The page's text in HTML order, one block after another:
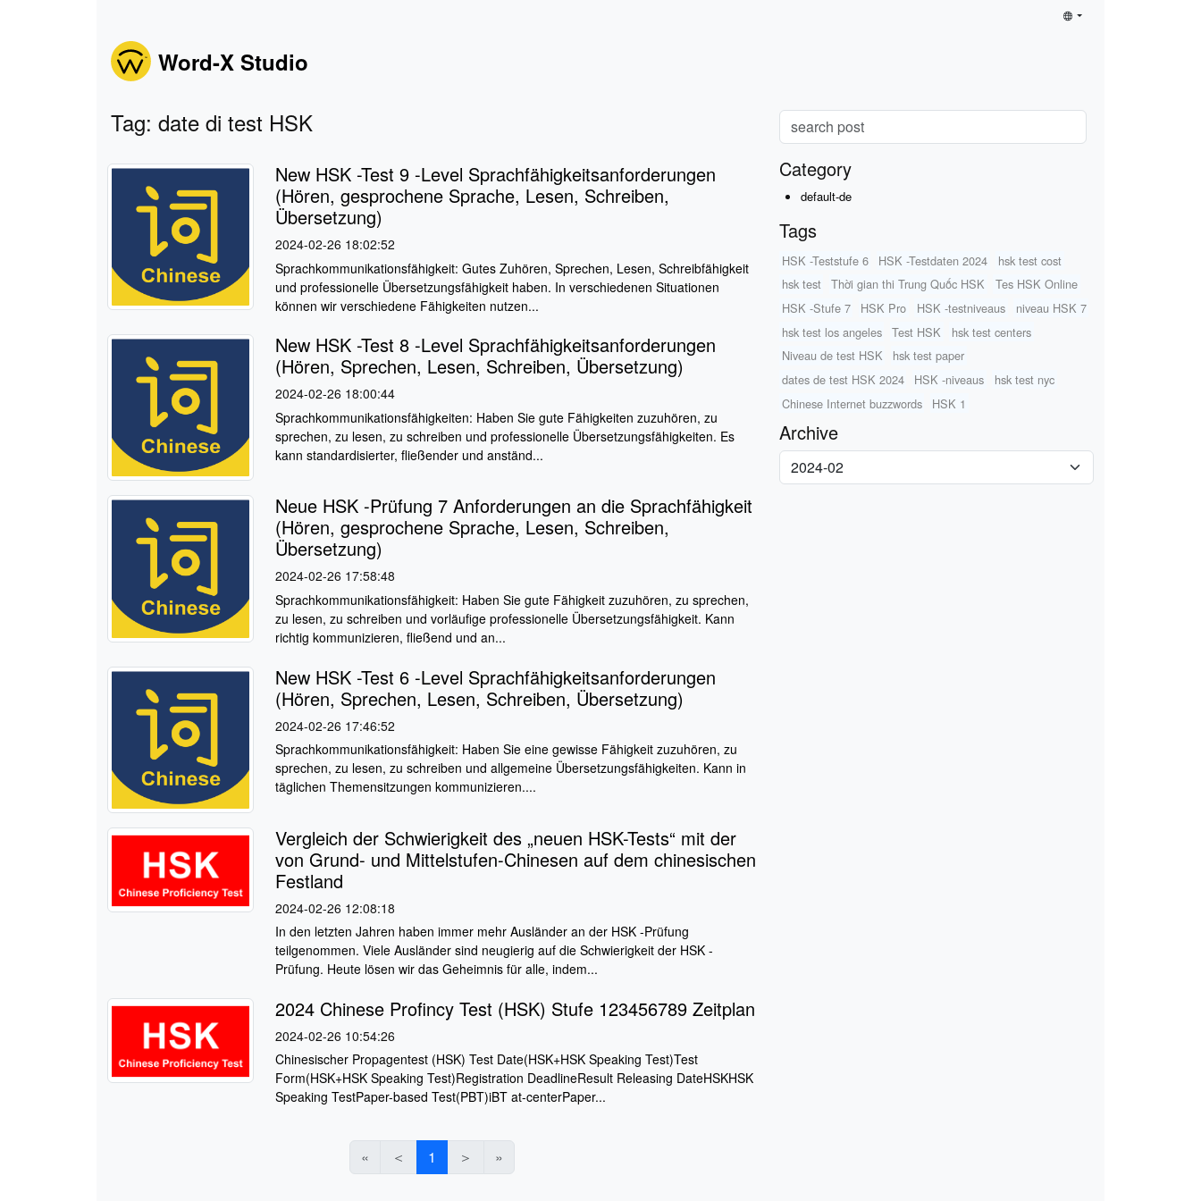
Word-X Studio
Tag: date di test HSK
New HSK -Test 9 -Level Sprachfähigkeitsanforderungen
(Hören, gesprochene Sprache, Lesen, Schreiben,
Übersetzung)
2024-02-26 18:02:52
Sprachkommunikationsfähigkeit: Gutes Zuhören, Sprechen, Lesen, Schreibfähigkeit
und professionelle Übersetzungsfähigkeit haben. In verschiedenen Situationen
können wir verschiedene Fähigkeiten nutzen...
New HSK -Test 8 -Level Sprachfähigkeitsanforderungen
(Hören, Sprechen, Lesen, Schreiben, Übersetzung)
2024-02-26 18:00:44
Sprachkommunikationsfähigkeiten: Haben Sie gute Fähigkeiten zuzuhören, zu
sprechen, zu lesen, zu schreiben und professionelle Übersetzungsfähigkeiten. Es
kann standardisierter, fließender und anständ...
Neue HSK -Prüfung 7 Anforderungen an die Sprachfähigkeit
(Hören, gesprochene Sprache, Lesen, Schreiben,
Übersetzung)
2024-02-26 17:58:48
Sprachkommunikationsfähigkeit: Haben Sie gute Fähigkeit zuzuhören, zu sprechen,
zu lesen, zu schreiben und vorläufige professionelle Übersetzungsfähigkeit. Kann
richtig kommunizieren, fließend und an...
New HSK -Test 6 -Level Sprachfähigkeitsanforderungen
(Hören, Sprechen, Lesen, Schreiben, Übersetzung)
2024-02-26 17:46:52
Sprachkommunikationsfähigkeit: Haben Sie eine gewisse Fähigkeit zuzuhören, zu
sprechen, zu lesen, zu schreiben und allgemeine Übersetzungsfähigkeiten. Kann in
täglichen Themensitzungen kommunizieren....
Vergleich der Schwierigkeit des „neuen HSK-Tests“ mit der
von Grund- und Mittelstufen-Chinesen auf dem chinesischen
Festland
2024-02-26 12:08:18
In den letzten Jahren haben immer mehr Ausländer an der HSK -Prüfung
teilgenommen. Viele Ausländer sind neugierig auf die Schwierigkeit der HSK -
Prüfung. Heute lösen wir das Geheimnis für alle, indem...
2024 Chinese Profincy Test (HSK) Stufe 123456789 Zeitplan
2024-02-26 10:54:26
Chinesischer Propagentest (HSK) Test Date(HSK+HSK Speaking Test)Test
Form(HSK+HSK Speaking Test)Registration DeadlineResult Releasing DateHSKHSK
Speaking TestPaper-based Test(PBT)iBT at-centerPaper...
« ＜ 1 ＞ »
Category
default-de
Tags
HSK -Teststufe 6 HSK -Testdaten 2024
hsk test cost
hsk test
Thời gian thi Trung Quốc HSK
Tes HSK Online
HSK -Stufe 7
HSK Pro HSK -testniveaus
niveau HSK 7
hsk test los angeles
Test HSK
hsk test centers
Niveau de test HSK
hsk test paper
dates de test HSK 2024
HSK -niveaus
hsk test nyc
Chinese Internet buzzwords
HSK 1
Archive